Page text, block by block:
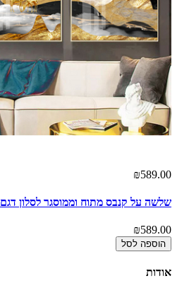
₪589.00
שלשה על קנבס מתוח וממוסגר לסלון דגם 4065274
₪589.00
הוספה לסל
אודות